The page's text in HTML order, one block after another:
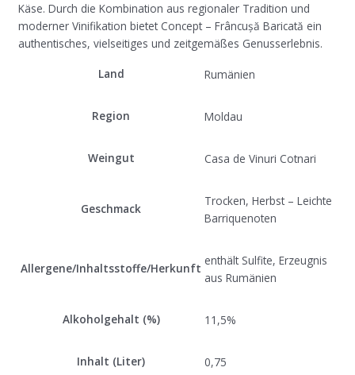
Käse. Durch die Kombination aus regionaler Tradition und
moderner Vinifikation bietet Concept – Frâncușă Baricată ein
authentisches, vielseitiges und zeitgemäßes Genusserlebnis.
Land
Rumänien
Region Moldau
Weingut Casa de Vinuri Cotnari
Geschmack
Trocken, Herbst – Leichte
Barriquenoten
Allergene/Inhaltsstoffe/Herkunft
enthält Sulfite, Erzeugnis
aus Rumänien
Alkoholgehalt (%) 11,5%
Inhalt (Liter) 0,75